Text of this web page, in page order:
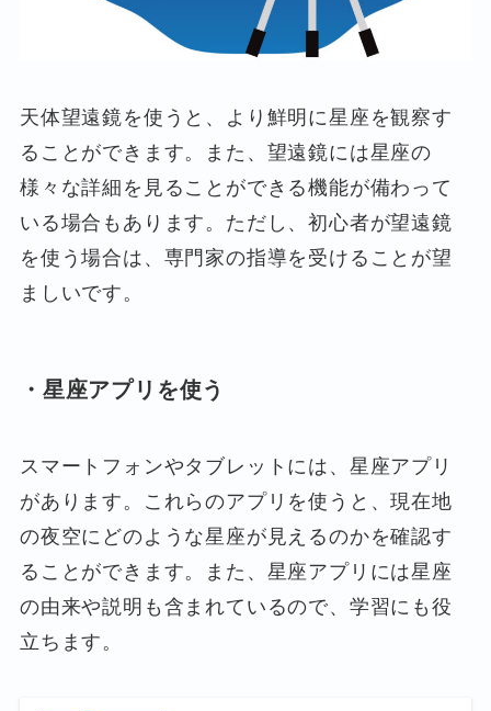
天体望遠鏡を使うと、より鮮明に星座を観察す
ることができます。また、望遠鏡には星座の
様々な詳細を見ることができる機能が備わって
いる場合もあります。ただし、初心者が望遠鏡
を使う場合は、専門家の指導を受けることが望
ましいです。
・星座アプリを使う
スマートフォンやタブレットには、星座アプリ
があります。これらのアプリを使うと、現在地
の夜空にどのような星座が見えるのかを確認す
ることができます。また、星座アプリには星座
の由来や説明も含まれているので、学習にも役
立ちます。